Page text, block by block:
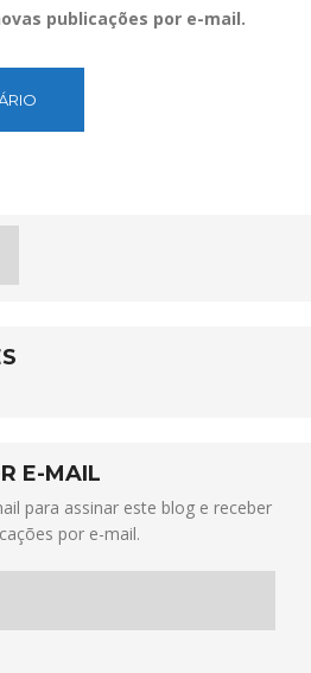
publicações por e-mail.
E-MAIL
para assinar este blog e receber
por e-mail.